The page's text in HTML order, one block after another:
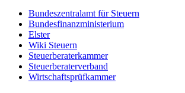
Bundeszentralamt für Steuern
Bundesfinanzministerium
Elster
Wiki Steuern
Steuerberaterkammer
Steuerberaterverband
Wirtschaftsprüfkammer